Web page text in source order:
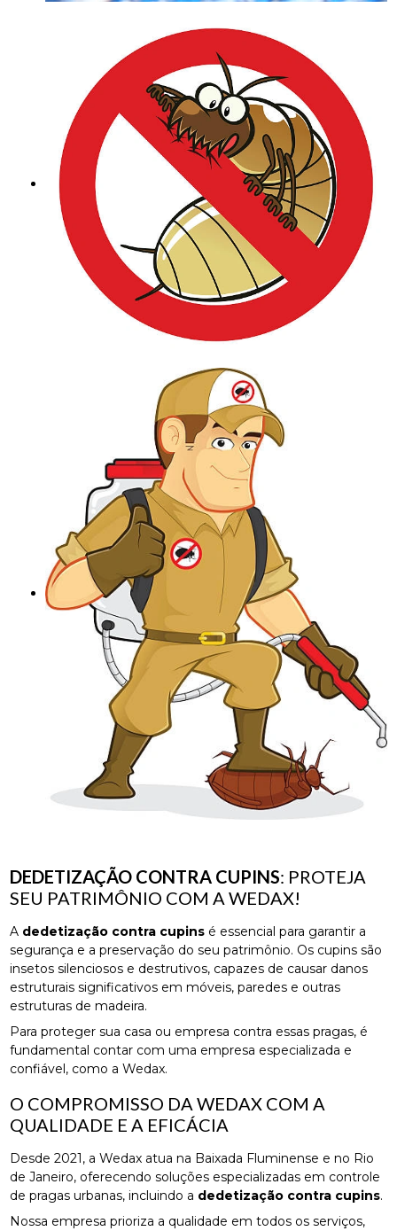
DEDETIZAÇÃO CONTRA CUPINS: PROTEJA
SEU PATRIMÔNIO COM A WEDAX!
A dedetização contra cupins é essencial para garantir a
segurança e a preservação do seu patrimônio. Os cupins são
insetos silenciosos e destrutivos, capazes de causar danos
estruturais significativos em móveis, paredes e outras
estruturas de madeira.
Para proteger sua casa ou empresa contra essas pragas, é
fundamental contar com uma empresa especializada e
confiável, como a Wedax.
O COMPROMISSO DA WEDAX COM A
QUALIDADE E A EFICÁCIA
Desde 2021, a Wedax atua na Baixada Fluminense e no Rio
de Janeiro, oferecendo soluções especializadas em controle
de pragas urbanas, incluindo a dedetização contra cupins.
Nossa empresa prioriza a qualidade em todos os serviços,